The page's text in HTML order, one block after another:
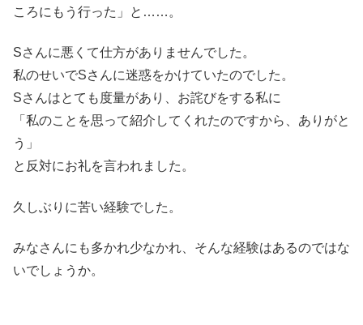
ころにもう行った」と……。
Sさんに悪くて仕方がありませんでした。
私のせいでSさんに迷惑をかけていたのでした。
Sさんはとても度量があり、お詫びをする私に
「私のことを思って紹介してくれたのですから、ありがと
う」
と反対にお礼を言われました。
久しぶりに苦い経験でした。
みなさんにも多かれ少なかれ、そんな経験はあるのではな
いでしょうか。